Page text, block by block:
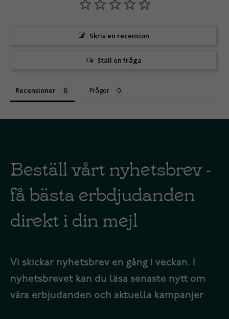
Skriv en recension
Ställ en fråga
Recensioner Frågor
Beställ vårt nyhetsbrev -
få bästa erbdjudanden
direkt i din mejl
Vi skickar nyhetsbrev en gång i veckan. I
nyhetsbrevet kan du läsa senaste nytt om
våra erbjudanden och aktuella kampanjer